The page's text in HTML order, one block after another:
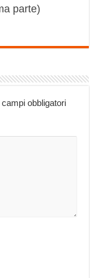
parte)
campi obbligatori